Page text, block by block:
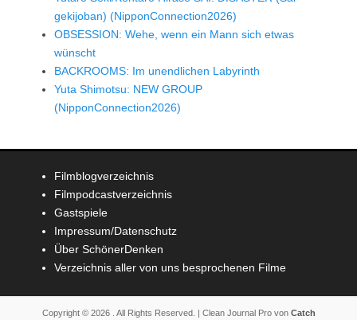
gekijoban) (NipponConnection2026)
OBSESSION: Wehe, wenn ein Mann sich etwas
wünscht
BACKROOMS: Im unendlichen Labyrinth
Yuta Shimotsu: NEW GROUP
(NipponConnection2026)
Filmblogverzeichnis
Filmpodcastverzeichnis
Gastspiele
Impressum/Datenschutz
Über SchönerDenken
Verzeichnis aller von uns besprochenen Filme
Copyright © 2026 . All Rights Reserved. | Clean Journal Pro von Catch